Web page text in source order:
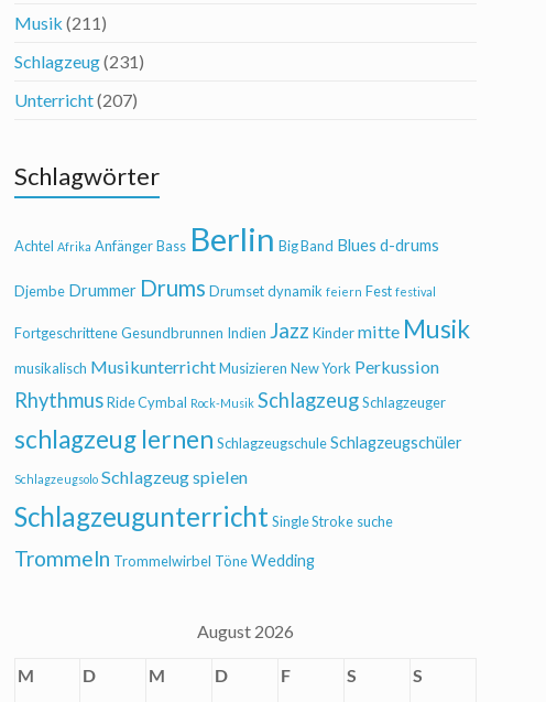
Musik (211)
Schlagzeug(231)
Unterricht(207)
Schlagwörter
Achtel Afrika AnfängerBass Berlin Big Band Blues d-drums
Djembe Drummer Drums Drumsetdynamik feiern Fest festival
FortgeschritteneGesundbrunnen Indien Jazz Kindermitte Musik
musikalisch MusikunterrichtMusizieren New York Perkussion
RhythmusRide Cymbal Rock-Musik SchlagzeugSchlagzeuger
schlagzeug lernen SchlagzeugschuleSchlagzeugschüler
Schlagzeugsolo Schlagzeug spielen
SchlagzeugunterrichtSingle Stroke suche
Trommeln Trommelwirbel TöneWedding
August 2026
M D M D F S S